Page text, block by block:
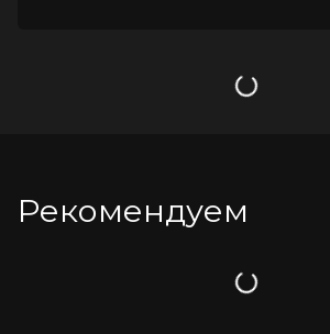
Загрузка
Рекомендуем
Загрузка